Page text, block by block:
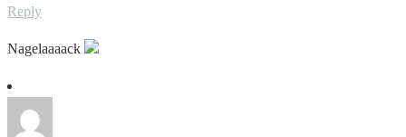
Reply
Nagelaaaack